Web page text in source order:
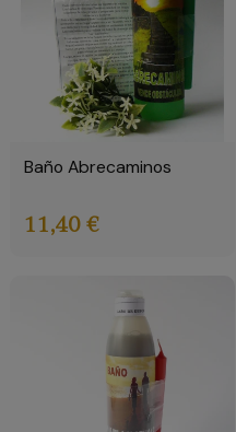
Baño Abrecaminos
11,40 €